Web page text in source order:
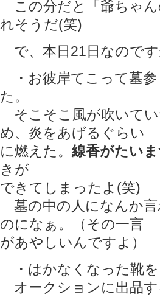
この分だと「爺ちゃん
れそうだ(笑)
で、本日21日なので
・お彼岸てこって墓
た。
そこそこ風が吹いて
め、炎をあげるぐらい
に燃えた。 線香がたい
きが
できてしまったよ(笑)
墓の中の人になんか
のになぁ。（その一言
があやしいんですよ）
・はかなくなった靴
オークションに出品